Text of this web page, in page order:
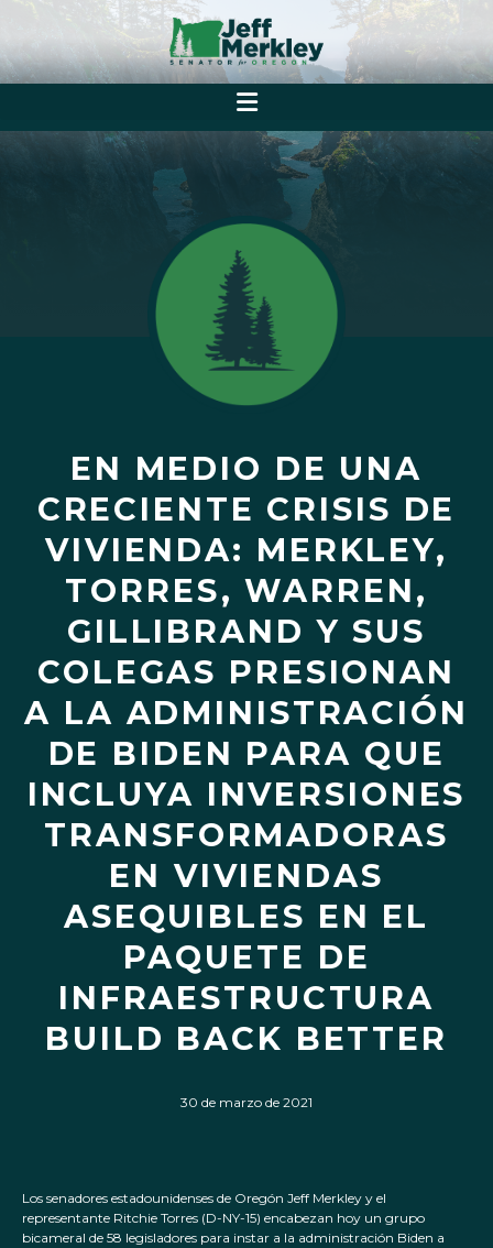
EN MEDIO DE UNA
CRECIENTE CRISIS DE
VIVIENDA: MERKLEY,
TORRES, WARREN,
GILLIBRAND Y SUS
COLEGAS PRESIONAN
A LA ADMINISTRACIÓN
DE BIDEN PARA QUE
INCLUYA INVERSIONES
TRANSFORMADORAS
EN VIVIENDAS
ASEQUIBLES EN EL
PAQUETE DE
INFRAESTRUCTURA
BUILD BACK BETTER
30 de marzo de 2021
Los senadores estadounidenses de Oregón Jeff Merkley y el
representante Ritchie Torres (D-NY-15) encabezan hoy un grupo
bicameral de 58 legisladores para instar a la administración Biden a